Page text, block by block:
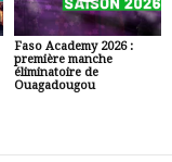
Faso Academy 2026 :
première manche
éliminatoire de
Ouagadougou